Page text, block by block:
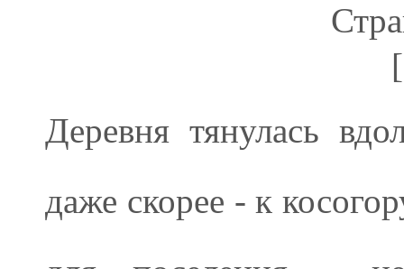
Деревня тянулась
даже скорее - к